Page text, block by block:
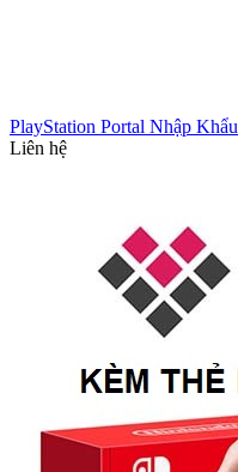
PlayStation Portal Nhập Khẩu
Liên hệ